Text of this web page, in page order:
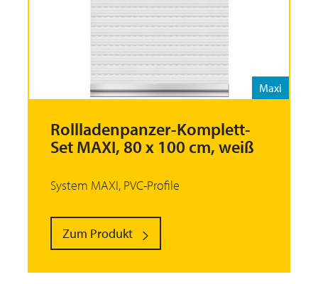
Maxi
Rollladenpanzer-Komplett-
Set MAXI, 80 x 100 cm, weiß
System MAXI, PVC-Profile
Zum Produkt